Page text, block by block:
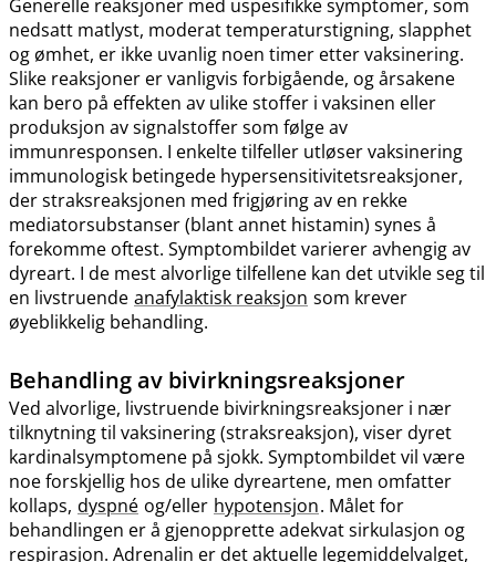
Generelle reaksjoner med uspesifikke symptomer, som
nedsatt matlyst, moderat temperaturstigning, slapphet
og ømhet, er ikke uvanlig noen timer etter vaksinering.
Slike reaksjoner er vanligvis forbigående, og årsakene
kan bero på effekten av ulike stoffer i vaksinen eller
produksjon av signalstoffer som følge av
immunresponsen. I enkelte tilfeller utløser vaksinering
immunologisk betingede hypersensitivitetsreaksjoner,
der straksreaksjonen med frigjøring av en rekke
mediatorsubstanser (blant annet histamin) synes å
forekomme oftest. Symptombildet varierer avhengig av
dyreart. I de mest alvorlige tilfellene kan det utvikle seg til
en livstruende anafylaktisk reaksjon som krever
øyeblikkelig behandling.
Behandling av bivirkningsreaksjoner
Ved alvorlige, livstruende bivirkningsreaksjoner i nær
tilknytning til vaksinering (straksreaksjon), viser dyret
kardinalsymptomene på sjokk. Symptombildet vil være
noe forskjellig hos de ulike dyreartene, men omfatter
kollaps, dyspné og​/​eller hypotensjon. Målet for
behandlingen er å gjenopprette adekvat sirkulasjon og
respirasjon. Adrenalin er det aktuelle legemiddelvalget,